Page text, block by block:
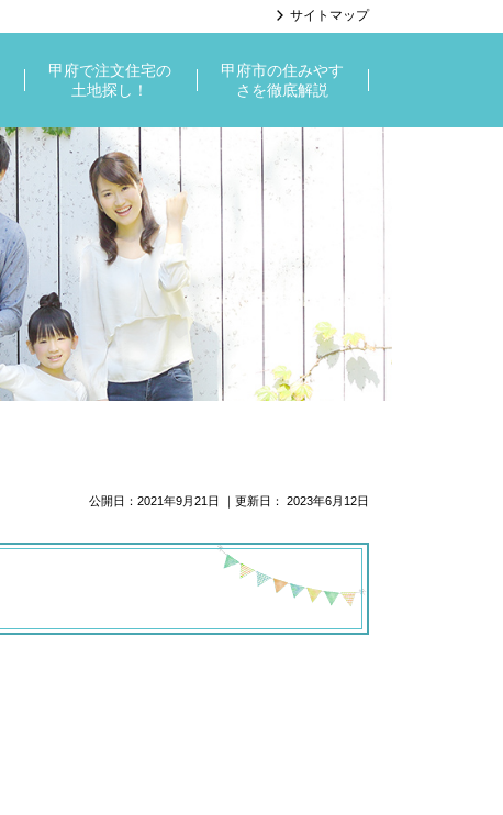
サイトマップ
甲府で注文住宅の
土地探し！
甲府市の住みやす
さを徹底解説
公開日： 2021年9月21日 ｜更新日： 2023年6月12日